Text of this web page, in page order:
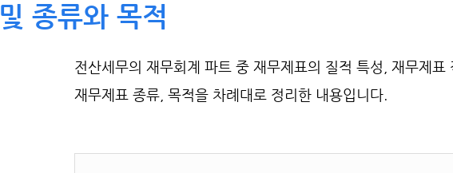
및 종류와 목적
전산세무의 재무회계 파트 중 재무제표의 질적 특성, 재무제표
재무제표 종류, 목적을 차례대로 정리한 내용입니다.